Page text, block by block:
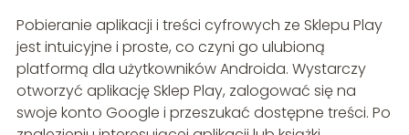
Pobieranie aplikacji i treści cyfrowych ze Sklepu Play
jest intuicyjne i proste, co czyni go ulubioną
platformą dla użytkowników Androida. Wystarczy
otworzyć aplikację Sklep Play, zalogować się na
swoje konto Google i przeszukać dostępne treści. Po